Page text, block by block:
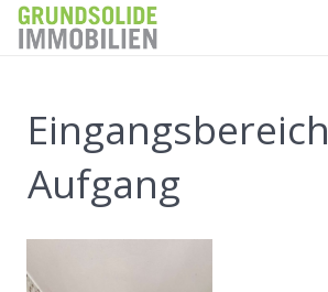
Eingangsbereich
Aufgang